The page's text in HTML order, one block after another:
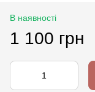
В наявності
1 100 грн